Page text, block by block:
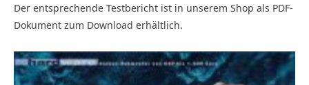
Der entsprechende Testbericht ist in unserem Shop als PDF-
Dokument zum Download erhältlich.